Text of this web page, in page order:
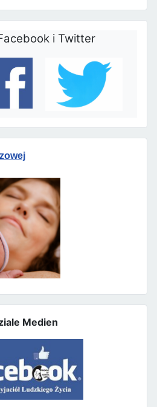
і Twitter
Medien